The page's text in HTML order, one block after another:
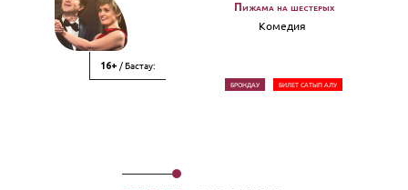
16+ / Бастау:
Пижама на шестерых
Комедия
БРОНДАУ БИЛЕТ САТЫП АЛУ